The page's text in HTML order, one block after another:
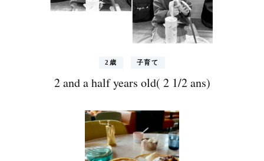
2歳 子育て
2 and a half years old( 2 1/2 ans)